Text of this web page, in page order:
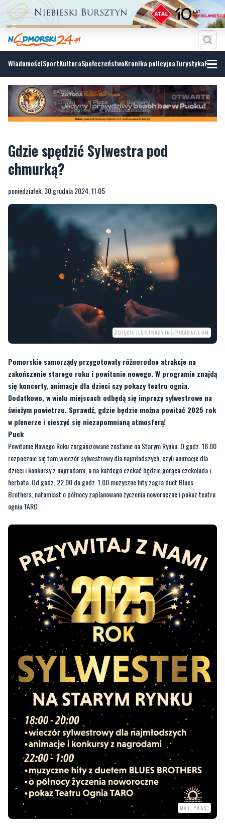
WiadomościSportKulturaSpołeczeństwoKronika policyjnaTurystyka
Gdzie spędzić Sylwestra pod
poniedziałek, 30 grudnia 2024, 11:05
ZDJĘCIE ILUSTRACYJNE/PIXABAY.COM
Pomorskie samorządy przygotowały różnorodne atrakcje na
zakończenie starego roku i powitanie nowego. W programie znajdą
Dodatkowo, w wielu miejscach odbędą się imprezy sylwestrowe na
świeżym powietrzu. Sprawdź, gdzie będzie można powitać 2025 rok
w plenerze i cieszyć się niezapomnianą atmosferą!
Puck
Powitanie Nowego Roku zorganizowane zostanie na Starym Rynku. O godz. 18.00
rozpocznie się tam wieczór sylwestrowy dla najmłodszych, czyli animacje dla
dzieci i konkursy z nagrodami, a na każdego czekać będzie gorąca czekolada i
herbata. Od godz. 22.00 do godz. 1.00 muzyczne hity zagra duet Blues
Brothers, natomiast o północy zaplanowano życzenia noworoczne i pokaz teatru
ognia TARO.
MAT. PRAS.
Władysławowo
O godz. 17.00 na placu przy lodowisku zaplanowano pokaz sztucznych ogni dla